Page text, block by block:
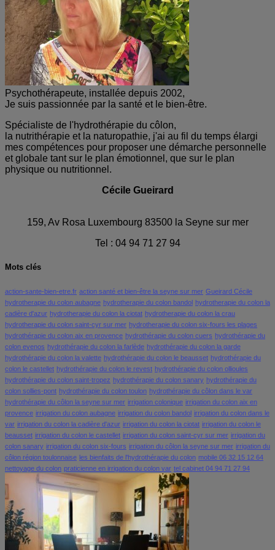
Psychothérapeute, installée depuis 2002,
Je suis passionnée par la santé et le bien-être.
Spécialiste de l'hydrothérapie du côlon,
la nutrithérapie et la naturopathie, j'ai au fil du temps élargi
mes compétences pour proposer une démarche personnelle
et globale tant sur le plan émotionnel, que sur le plan
physique ou nutritionnel.
Cécile Gueirard
159, Av Rosa Luxembourg 83500 la Seyne sur mer
Tel : 04 94 71 27 94
Mots clés
action-sante-bien-etre.fr action santé et bien-être la seyne sur mer Gueirard Cécile
hydrotherapie du colon aubagne hydrotherapie du colon bandol
hydrotherapie du colon la
cadière d'azur hydrotherapie du colon la ciotat hydrotherapie du colon la crau
hydrotherapie du colon saint-cyr sur mer hydrotherapie du colon six-fours les plages
hydrothérapie du colon aix en provence hydrothérapie du colon cuers hydrothérapie du
colon evenos hydrothérapie du colon la farlède hydrothérapie du colon la garde
hydrothérapie du colon la valette hydrothérapie du colon le beausset hydrothérapie du
colon le castellet hydrothérapie du colon le revest hydrothérapie du colon ollioules
hydrothérapie du colon saint-tropez hydrothérapie du colon sanary hydrothérapie du
colon sollies-pont hydrothérapie du colon toulon hydrothérapie du côlon dans le var
hydrothérapie du côlon la seyne sur mer irrigation colonique irrigation du colon aix en
provence irrigation du colon aubagne irrigation du colon bandol irrigation du colon dans le
var irrigation du colon la cadière d'azur irrigation du colon la ciotat irrigation du colon le
beausset irrigation du colon le castellet irrigation du colon saint-cyr sur mer irrigation du
colon sanary irrigation du colon six-fours irrigation du côlon la seyne sur mer irrigation du
côlon région toulonnaise les bienfaits de l'hydrothérapie du colon mobile 06 32 15 12 64
nettoyage du colon praticienne en irrigation du colon var tel cabinet 04 94 71 27 94